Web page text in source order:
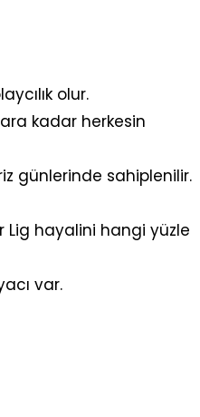
olur.
kadar herkesin
günlerinde sahiplenilir.
Lig hayalini hangi yüzle
var.